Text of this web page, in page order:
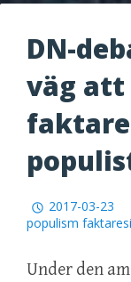
DN-
väg att
2017-03-23
populism
Under den